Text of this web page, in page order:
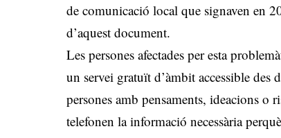
de comunicació local que signaven en
d’aquest document.
Les persones afectades per esta
un servei gratuït d’àmbit accessible
persones amb pensaments, ideacions o
telefonen la informació necessària